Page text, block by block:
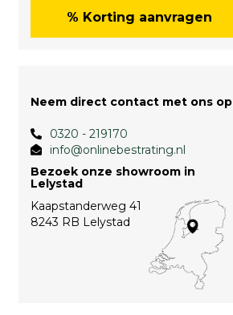
% Korting aanvragen
Neem direct contact met ons op
0320 - 219170
info@onlinebestrating.nl
Bezoek onze showroom in
Lelystad
Kaapstanderweg 41
8243 RB Lelystad